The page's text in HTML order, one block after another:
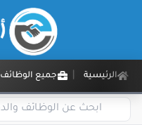
الرئيسية جميع الوظائف